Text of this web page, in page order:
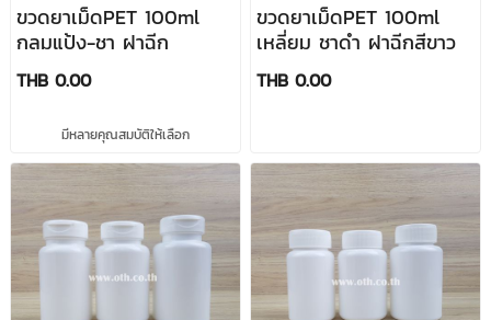
ขวดยาเม็ดPET 100ml
กลมแป้ง-ชา ฝาฉีก
THB 0.00
มีหลายคุณสมบัติให้เลือก
ขวดยาเม็ดPET 100ml
เหลี่ยม ชาดำ ฝาฉีกสีขาว
THB 0.00